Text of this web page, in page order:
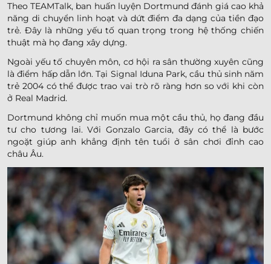
Theo TEAMTalk, ban huấn luyện Dortmund đánh giá cao khả
năng di chuyển linh hoạt và dứt điểm đa dạng của tiền đạo
trẻ. Đây là những yếu tố quan trọng trong hệ thống chiến
thuật mà họ đang xây dựng.
Ngoài yếu tố chuyên môn, cơ hội ra sân thường xuyên cũng
là điểm hấp dẫn lớn. Tại Signal Iduna Park, cầu thủ sinh năm
trẻ 2004 có thể được trao vai trò rõ ràng hơn so với khi còn
ở Real Madrid.
Dortmund không chỉ muốn mua một cầu thủ, họ đang đầu
tư cho tương lai. Với Gonzalo Garcia, đây có thể là bước
ngoặt giúp anh khẳng định tên tuổi ở sân chơi đỉnh cao
châu Âu.